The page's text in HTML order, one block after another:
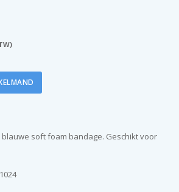
soft foam bandage. Geschikt voor